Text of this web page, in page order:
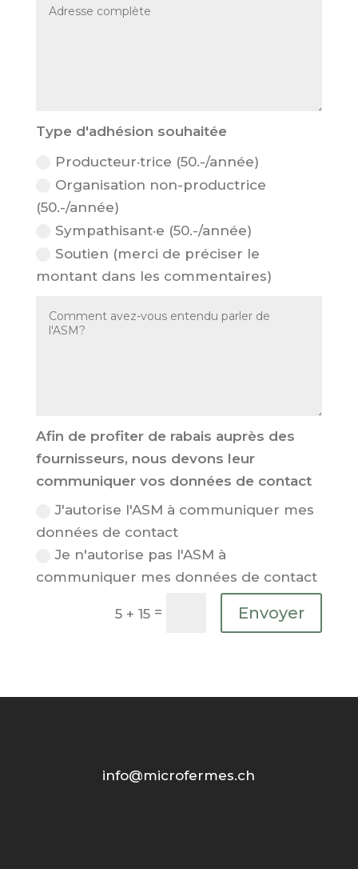
Type d'adhésion souhaitée
Producteur·trice (50.-/année)
Organisation non-productrice
(50.-/année)
Sympathisant·e (50.-/année)
Soutien (merci de préciser le
montant dans les commentaires)
Afin de profiter de rabais auprès des
fournisseurs, nous devons leur
communiquer vos données de contact
J'autorise l'ASM à communiquer mes
données de contact
Je n'autorise pas l'ASM à
communiquer mes données de contact
5 + 15 = Envoyer
info@microfermes.ch